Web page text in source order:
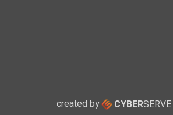
created by CYBERSERVE